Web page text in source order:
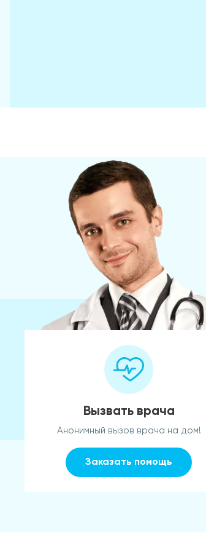
Вызвать врача
Анонимный вызов врача на дом!
Заказать помощь